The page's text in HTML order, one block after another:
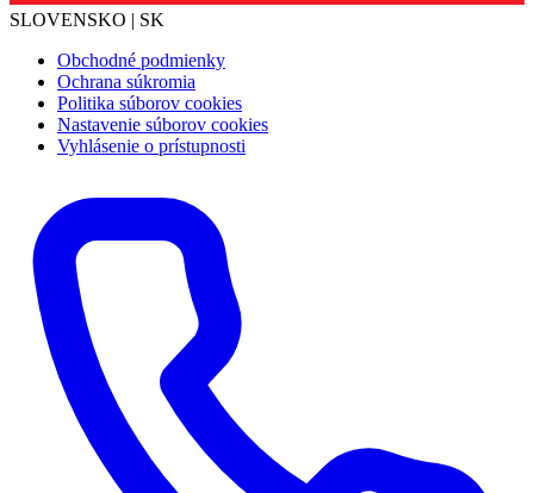
SLOVENSKO | SK
Obchodné podmienky
Ochrana súkromia
Politika súborov cookies
Nastavenie súborov cookies
Vyhlásenie o prístupnosti